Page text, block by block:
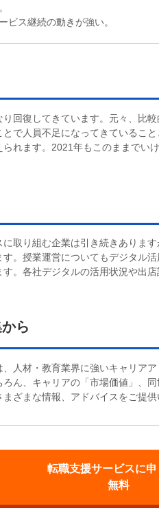
ビス継続の動きが強い。
り回復してきています。元々、比
で人員不足になってきているこ
れます。2021年もこのままでい
取り組む企業は引き続きありま
。授業運営についてもデジタル
す。各社デジタルの活用状況や出
ら
人材・教育業界に強いキャリアア
ん、キャリアの「市場価値」、
ざまな情報、アドバイスをご提供
転職支援サービスに
無料